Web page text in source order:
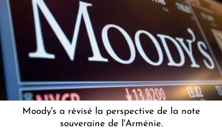
Moody's a révisé la perspective de la note
souveraine de l'Arménie.